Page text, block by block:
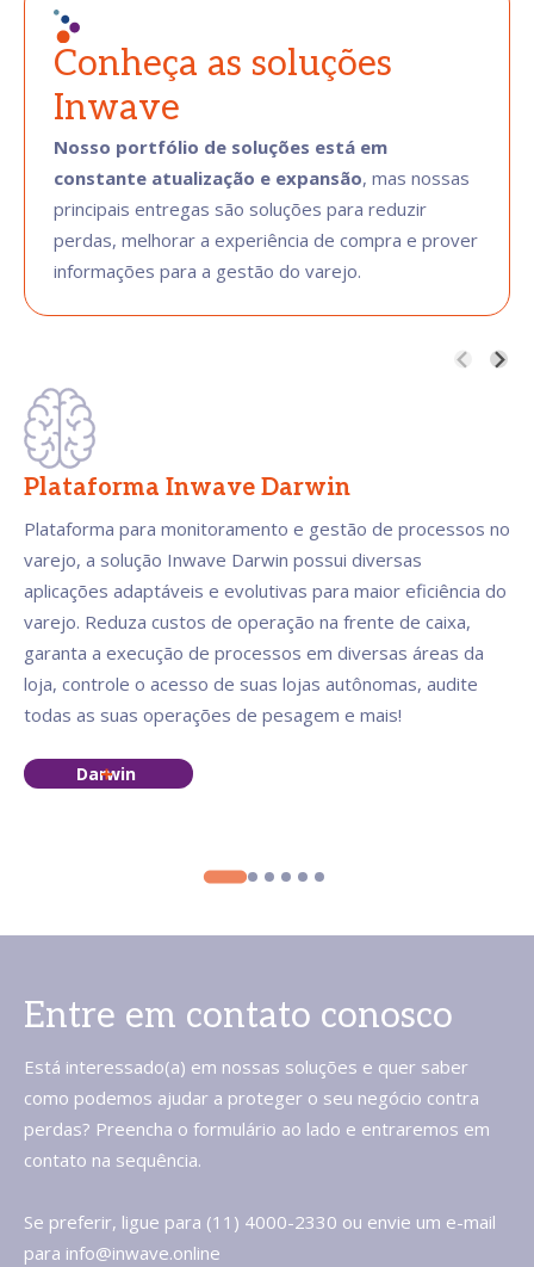
Conheça as soluções
Inwave
Nosso portfólio de soluções está em
constante atualização e expansão, mas nossas
principais entregas são soluções para reduzir
perdas, melhorar a experiência de compra e prover
informações para a gestão do varejo.
Plataforma Inwave Darwin
Plataforma para monitoramento e gestão de processos no
varejo, a solução Inwave Darwin possui diversas
aplicações adaptáveis e evolutivas para maior eficiência do
varejo. Reduza custos de operação na frente de caixa,
garanta a execução de processos em diversas áreas da
loja, controle o acesso de suas lojas autônomas, audite
todas as suas operações de pesagem e mais!
Darwin
Entre em contato conosco
Está interessado(a) em nossas soluções e quer saber
como podemos ajudar a proteger o seu negócio contra
perdas? Preencha o formulário ao lado e entraremos em
contato na sequência.
Se preferir, ligue para (11) 4000-2330 ou envie um e-mail
para info@inwave.online